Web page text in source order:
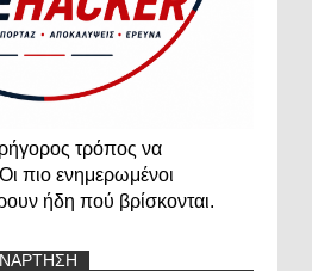
τρόπος να
πιο ενημερωμένοι
ήδη πού βρίσκονται.